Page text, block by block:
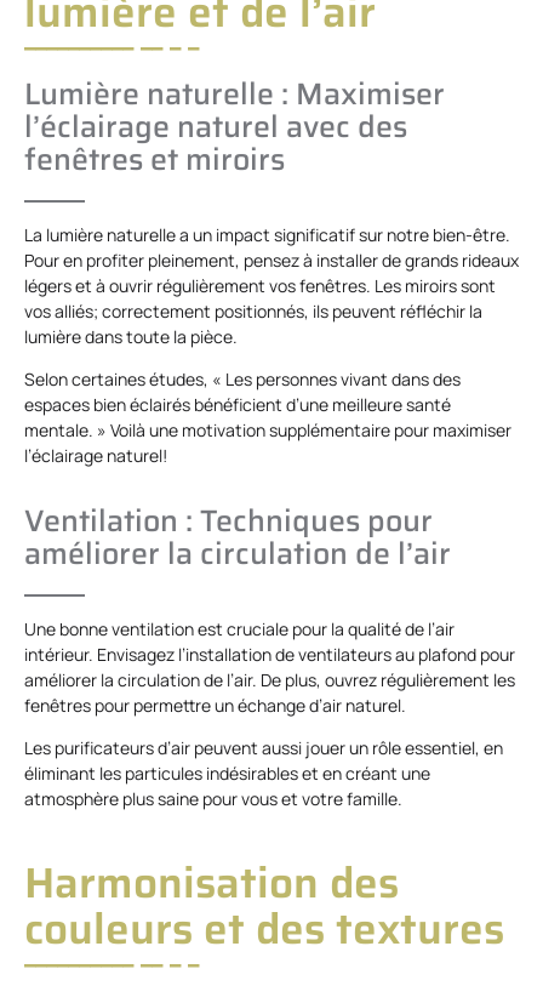
Lumière naturelle : Maximiser
l’éclairage naturel avec des
fenêtres et miroirs
La lumière naturelle a un impact significatif sur notre bien-être.
Pour en profiter pleinement, pensez à installer de grands rideaux
légers et à ouvrir régulièrement vos fenêtres. Les miroirs sont
vos alliés; correctement positionnés, ils peuvent réfléchir la
lumière dans toute la pièce.
Selon certaines études, « Les personnes vivant dans des
espaces bien éclairés bénéficient d’une meilleure santé
mentale. » Voilà une motivation supplémentaire pour maximiser
l’éclairage naturel!
Ventilation : Techniques pour
améliorer la circulation de l’air
Une bonne ventilation est cruciale pour la qualité de l’air
intérieur. Envisagez l’installation de ventilateurs au plafond pour
améliorer la circulation de l’air. De plus, ouvrez régulièrement les
fenêtres pour permettre un échange d’air naturel.
Les purificateurs d’air peuvent aussi jouer un rôle essentiel, en
éliminant les particules indésirables et en créant une
atmosphère plus saine pour vous et votre famille.
Harmonisation des
couleurs et des textures